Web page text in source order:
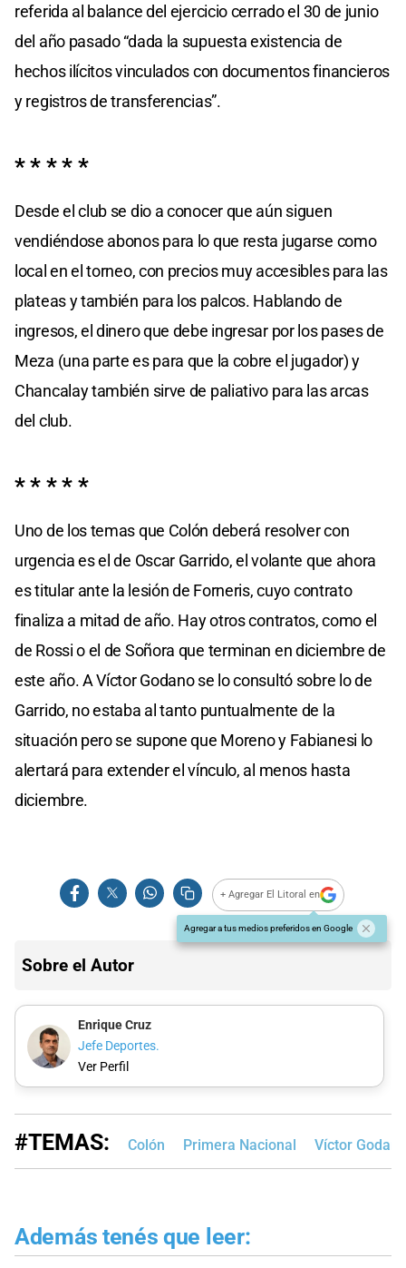
referida al balance del ejercicio cerrado el 30 de junio
del año pasado “dada la supuesta existencia de
hechos ilícitos vinculados con documentos financieros
y registros de transferencias”.
* * * * *
Desde el club se dio a conocer que aún siguen
vendiéndose abonos para lo que resta jugarse como
local en el torneo, con precios muy accesibles para las
plateas y también para los palcos. Hablando de
ingresos, el dinero que debe ingresar por los pases de
Meza (una parte es para que la cobre el jugador) y
Chancalay también sirve de paliativo para las arcas
del club.
* * * * *
Uno de los temas que Colón deberá resolver con
urgencia es el de Oscar Garrido, el volante que ahora
es titular ante la lesión de Forneris, cuyo contrato
finaliza a mitad de año. Hay otros contratos, como el
de Rossi o el de Soñora que terminan en diciembre de
este año. A Víctor Godano se lo consultó sobre lo de
Garrido, no estaba al tanto puntualmente de la
situación pero se supone que Moreno y Fabianesi lo
alertará para extender el vínculo, al menos hasta
diciembre.
+ Agregar El Litoral en
Agregar a tus medios preferidos en Google
Sobre el Autor
Enrique Cruz
Jefe Deportes.
Ver Perfil
#TEMAS: Colón Primera Nacional Víctor Godano
Además tenés que leer: